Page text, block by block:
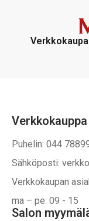
voidaan
Verkkokauppa
Puhelin: 044
Sähköposti:
Verkkokaupan
ma – pe: 09 - 15
Salon